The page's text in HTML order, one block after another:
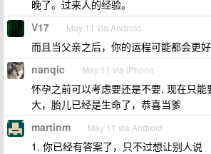
晚了。过来人的经验。
V17 May 11 via Android
而且当父亲之后，你的运程可能都会更
nanqic May 11 via iPhone
怀孕之前可以考虑要还是不要, 现在只能
大，胎儿已经是生命了，恭喜当爹
martinm May 11 via Android
1. 你已经有答案了，只不过想让别人说